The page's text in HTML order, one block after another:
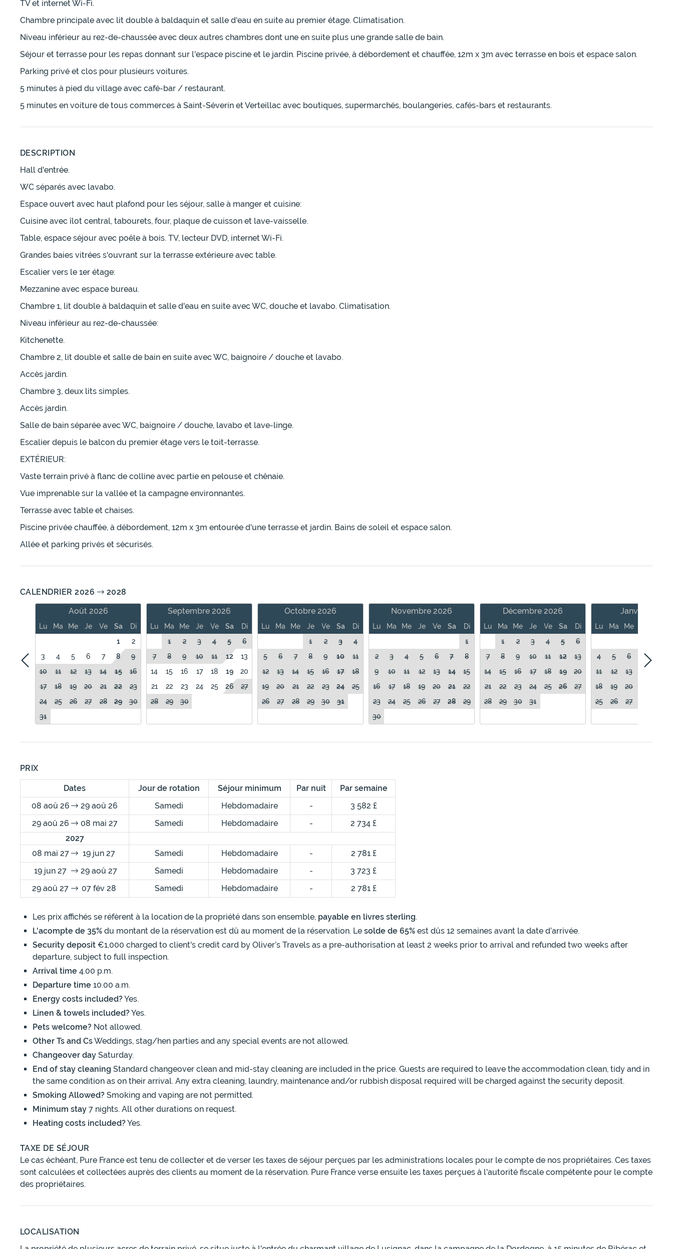
TV et internet Wi-Fi.
Chambre principale avec lit double à baldaquin et salle d'eau en suite au premier étage. Climatisation.
Niveau inférieur au rez-de-chaussée avec deux autres chambres dont une en suite plus une grande salle de bain.
Séjour et terrasse pour les repas donnant sur l'espace piscine et le jardin. Piscine privée, à débordement et chauffée, 12m x 3m avec terrasse en bois et espace salon.
Parking privé et clos pour plusieurs voitures.
5 minutes à pied du village avec café-bar / restaurant.
5 minutes en voiture de tous commerces à Saint-Séverin et Verteillac avec boutiques, supermarchés, boulangeries, cafés-bars et restaurants.
DESCRIPTION
Hall d'entrée.
WC séparés avec lavabo.
Espace ouvert avec haut plafond pour les séjour, salle à manger et cuisine:
Cuisine avec îlot central, tabourets, four, plaque de cuisson et lave-vaisselle.
Table, espace séjour avec poêle à bois. TV, lecteur DVD, internet Wi-Fi.
Grandes baies vitrées s'ouvrant sur la terrasse extérieure avec table.
Escalier vers le 1er étage:
Mezzanine avec espace bureau.
Chambre 1, lit double à baldaquin et salle d'eau en suite avec WC, douche et lavabo. Climatisation.
Niveau inférieur au rez-de-chaussée:
Kitchenette.
Chambre 2, lit double et salle de bain en suite avec WC, baignoire / douche et lavabo.
Accès jardin.
Chambre 3, deux lits simples.
Accès jardin.
Salle de bain séparée avec WC, baignoire / douche, lavabo et lave-linge.
Escalier depuis le balcon du premier étage vers le toit-terrasse.
EXTÉRIEUR:
Vaste terrain privé à flanc de colline avec partie en pelouse et chênaie.
Vue imprenable sur la vallée et la campagne environnantes.
Terrasse avec table et chaises.
Piscine privée chauffée, à débordement, 12m x 3m entourée d'une terrasse et jardin. Bains de soleil et espace salon.
Allée et parking privés et sécurisés.
CALENDRIER 2026
2028
Août 2026
Lu Ma Me Je Ve Sa
Di
1
2
3
4 5 6 7 8
9
10
11 12 13 14 15
16
17
18 19 20 21 22
23
24
25 26 27 28 29
30
31
Septembre 2026
Lu Ma Me Je Ve Sa
Di
1
2 3 4 5
6
7
8 9 10 11 12
13
14
15 16 17 18 19
20
21
22 23 24 25 26
27
28
29 30
Octobre 2026
Lu Ma Me Je Ve Sa
Di
1
2 3
4
5
6 7 8 9 10
11
12
13 14 15 16 17
18
19
20 21 22 23 24
25
26
27 28 29 30 31
Novembre 2026
Lu Ma Me Je Ve Sa
Di
1
2
3 4 5 6 7
8
9
10 11 12 13 14
15
16
17 18 19 20 21
22
23
24 25 26 27 28
29
30
Décembre 2026
Lu Ma Me Je Ve Sa
Di
1
2 3 4 5
6
7
8 9 10 11 12
13
14
15 16 17 18 19
20
21
22 23 24 25 26
27
28
29 30 31
Janvier 2027
Lu Ma Me
4
5 6 7
11
12 13
18
19 20
25
26 27
PRIX
Dates Jour de rotation Séjour minimum Par nuit
Par semaine
08 aoû 26
29 aoû 26 Samedi Hebdomadaire -
3 582 £
29 aoû 26
08 mai 27 Samedi Hebdomadaire -
2 734 £
2027
08 mai 27
19 jun 27 Samedi Hebdomadaire -
2 781 £
19 jun 27
29 aoû 27 Samedi Hebdomadaire -
3 723 £
29 aoû 27
07 fév 28 Samedi Hebdomadaire - 2 781 £
Les prix affichés se réfèrent à la location de la propriété dans son ensemble, payable en livres sterling.
L'acompte de 35% du montant de la réservation est dû au moment de la réservation. Le solde de 65% est dûs 12 semaines avant la date d’arrivée.
Security deposit €1,000 charged to client's credit card by Oliver’s Travels as a pre-authorisation at least 2 weeks prior to arrival and refunded two weeks after
departure, subject to full inspection.
Arrival time 4.00 p.m.
Departure time 10.00 a.m.
Energy costs included?Yes.
Linen & towels included?Yes.
Pets welcome? Not allowed.
Other Ts and CsWeddings, stag/hen parties and any special events are not allowed.
Changeover day Saturday.
End of stay cleaning Standard changeover clean and mid-stay cleaning are included in the price. Guests are required to leave the accommodation clean, tidy and in
the same condition as on their arrival. Any extra cleaning, laundry, maintenance and/or rubbish disposal required will be charged against the security deposit.
Smoking Allowed? Smoking and vaping are not permitted.
Minimum stay 7 nights. All other durations on request.
Heating costs included?Yes.
TAXE DE SÉJOUR
Le cas échéant, Pure France est tenu de collecter et de verser les taxes de séjour perçues par les administrations locales pour le compte de nos propriétaires. Ces taxes
sont calculées et collectées auprès des clients au moment de la réservation. Pure France verse ensuite les taxes perçues à l'autorité fiscale compétente pour le compte
des propriétaires.
LOCALISATION